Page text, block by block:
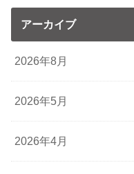
アーカイブ
2026年8月
2026年5月
2026年4月